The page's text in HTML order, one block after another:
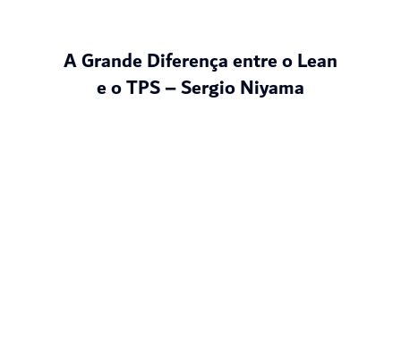
A Grande Diferença entre o Lean
e o TPS – Sergio Niyama